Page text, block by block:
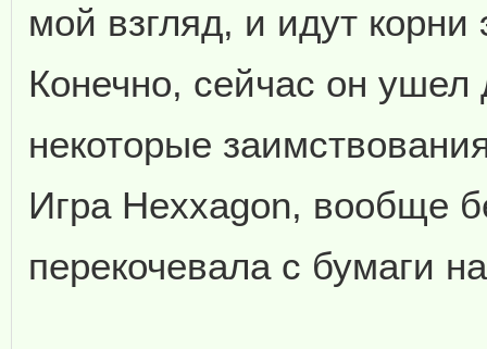
мой взгляд, и идут корни
Конечно, сейчас он ушел
некоторые
Игра Hexxagon, вообще
перекочевала с бумаги